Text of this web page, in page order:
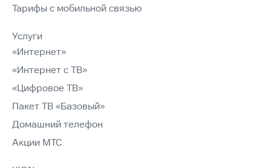
Тарифы с мобильной связью
Услуги
«Интернет»
«Интернет с ТВ»
«Цифровое ТВ»
Пакет ТВ «Базовый»
Домашний телефон
Акции МТС